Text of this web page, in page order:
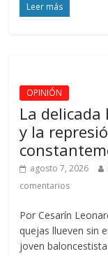
Leer más
OPINIÓN
La
y la
agosto 7, 2026
comentarios
Por Cesarín
quejas llueven sin
joven